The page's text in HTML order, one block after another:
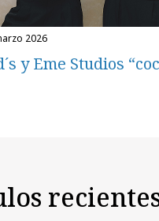
2026
y Eme Studios